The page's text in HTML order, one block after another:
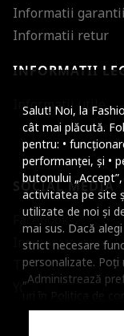
Salut! Noi, la
cât mai plăcută.
pentru: •
performanței, și •
butonului
activitatea pe site
utilizate de noi și
mai sus. Dacă
strict necesare
personalizate. Poți
„Administrează
Informatii garantii
Informatii retur
INFORMATII
Informatii utile
SOCIAL MEDIA
Facebook
Instagram
TikTok
Youtube